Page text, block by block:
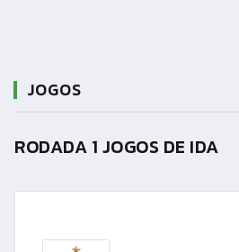
JOGOS
RODADA 1 JOGOS DE IDA